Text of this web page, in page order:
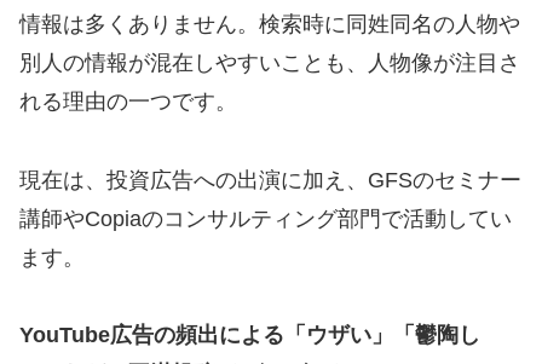
情報は多くありません。検索時に同姓同名の人物や
別人の情報が混在しやすいことも、人物像が注目さ
れる理由の一つです。
現在は、投資広告への出演に加え、GFSのセミナー
講師やCopiaのコンサルティング部門で活動してい
ます。
YouTube広告の頻出による「ウザい」「鬱陶し